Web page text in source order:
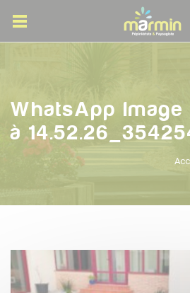
WhatsApp Image
à